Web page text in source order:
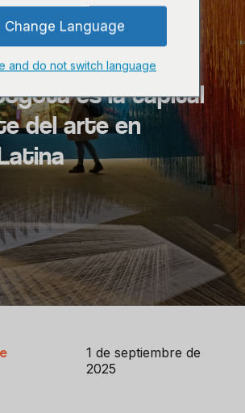
es la capital
del arte en
1 de septiembre de
2025
Change Language
and do not switch language